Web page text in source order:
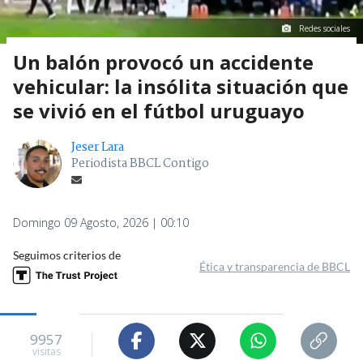
Redes sociales
Un balón provocó un accidente
vehicular: la insólita situación que
se vivió en el fútbol uruguayo
Jeser Lara
Periodista BBCL Contigo
Domingo 09 Agosto, 2026 | 00:10
Seguimos criterios de
Ética y transparencia de BBCL
9957
visitas